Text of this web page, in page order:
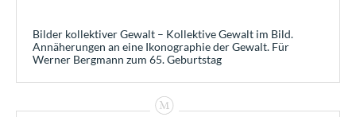
Bilder kollektiver Gewalt – Kollektive Gewalt im Bild.
Annäherungen an eine Ikonographie der Gewalt. Für
Werner Bergmann zum 65. Geburtstag